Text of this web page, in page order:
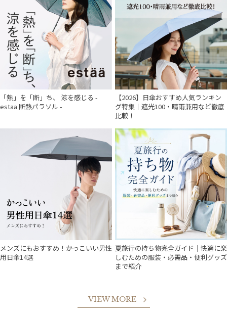
「熱」を「断」ち、 涼を感じる -
estaa 断熱パラソル -
【2026】日傘おすすめ人気ランキン
グ特集｜遮光100・晴雨兼用など徹底
比較！
メンズにもおすすめ！かっこいい男性
用日傘14選
夏旅行の持ち物完全ガイド｜快適に楽
しむための服装・必需品・便利グッズ
まで紹介
VIEW MORE